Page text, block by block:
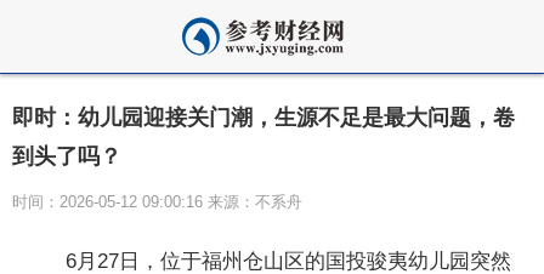
即时：幼儿园迎接关门潮，生源不足是最大问题，卷
到头了吗？
时间：2026-05-12 09:00:16 来源：不系舟
6月27日，位于福州仓山区的国投骏夷幼儿园突然